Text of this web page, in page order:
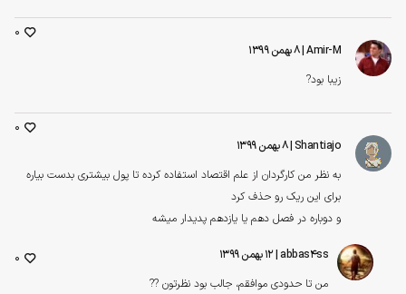
Amir-M| ۸ بهمن ۱۳۹۹
زیبا بود?
0
Shantiajo| ۸ بهمن ۱۳۹۹
به نظر من کارگردان از علم اقتصاد استفاده کرده تا پول بیشتری بدست بیاره
برای این ریک رو حذف کرد
و دوباره در فصل دهم یا یازدهم پدیدار میشه
0
abbas4ss| ۱۲ بهمن ۱۳۹۹
من تا حدودی موافقم، جالب بود نظرتون ??
0